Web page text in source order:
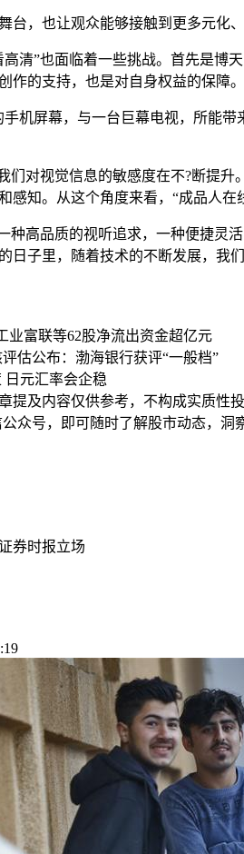
台，也让观众能够接触到更多元化、
清”也面临着一些挑战。首先是
作的支持，也是对自身权益的保障
机屏幕，与一台巨幕电视，所能
们对视觉信息的敏感度在不?断提
感知。从这个角度来看，“成品人
种高品质的视听追求，一种便捷灵
日子里，随着技术的不断发展，我
业富联等62股净流出资金超亿元
估公布：渤海银行获评“一般档”
元汇率会企稳
提及内容仅供参考，不构成实质性
众号，即可随时了解股市动态，洞
券时报立场